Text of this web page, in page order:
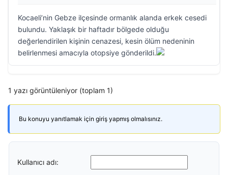
Kocaeli’nin Gebze ilçesinde ormanlık alanda erkek cesedi
bulundu. Yaklaşık bir haftadır bölgede olduğu
değerlendirilen kişinin cenazesi, kesin ölüm nedeninin
belirlenmesi amacıyla otopsiye gönderildi.
1 yazı görüntüleniyor (toplam 1)
Bu konuyu yanıtlamak için giriş yapmış olmalısınız.
Kullanıcı adı: